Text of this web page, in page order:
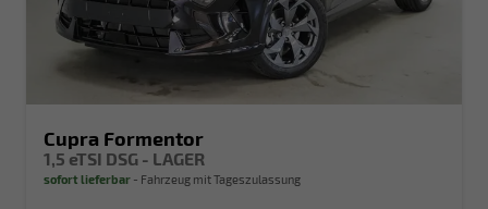
Cupra Formentor
1,5 eTSI DSG - LAGER
sofort lieferbar Fahrzeug mit Tageszulassung